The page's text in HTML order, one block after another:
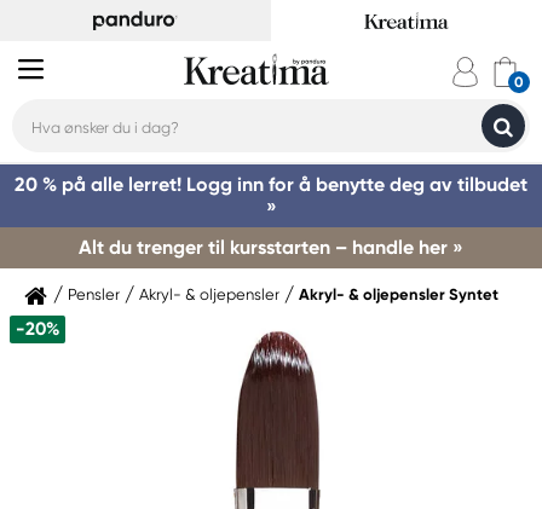
20 % på alle lerret! Logg inn for å benytte deg av tilbudet
»
Alt du trenger til kursstarten – handle her »
Pensler Akryl- & oljepensler Akryl- & oljepensler Syntet
-20%